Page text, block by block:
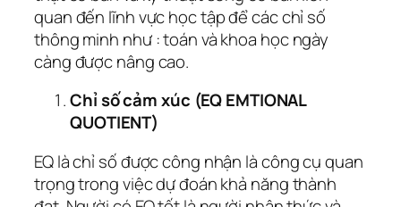
quan đến lĩnh vực học tập để các chỉ số
thông minh như : toán và khoa học ngày
càng được nâng cao.
Chỉ số cảm xúc (EQ EMTIONAL
QUOTIENT)
EQ là chỉ số được công nhận là công cụ quan
trọng trong việc dự đoán khả năng thành